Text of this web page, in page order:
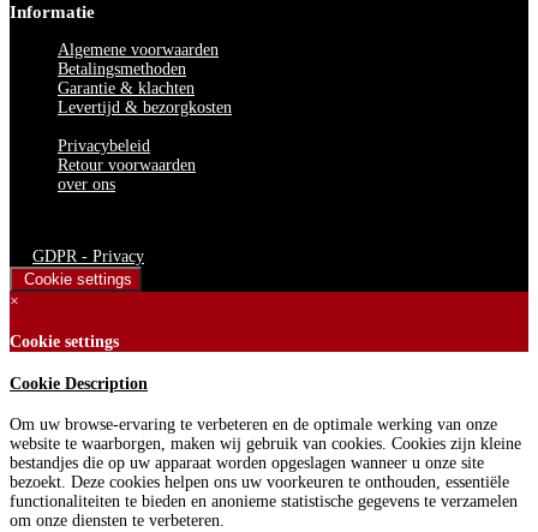
Informatie
Algemene voorwaarden
Betalingsmethoden
Garantie & klachten
Levertijd & bezorgkosten
Privacybeleid
Retour voorwaarden
over ons
GDPR - Privacy
Cookie settings
×
Cookie settings
Cookie Description
Om uw browse-ervaring te verbeteren en de optimale werking van onze
website te waarborgen, maken wij gebruik van cookies. Cookies zijn kleine
bestandjes die op uw apparaat worden opgeslagen wanneer u onze site
bezoekt. Deze cookies helpen ons uw voorkeuren te onthouden, essentiële
functionaliteiten te bieden en anonieme statistische gegevens te verzamelen
om onze diensten te verbeteren.